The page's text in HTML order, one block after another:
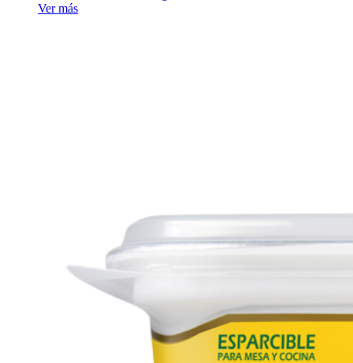
Ver más